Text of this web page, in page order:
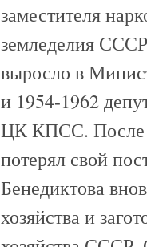
заместителя
земледелия
выросло в
и 1954-1962
ЦК КПСС. После
потерял свой
Бенедиктова
хозяйства и